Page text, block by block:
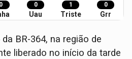
0 0
Uau
1
Triste
0
Grr
BR-364, na região de
liberado no início da tarde